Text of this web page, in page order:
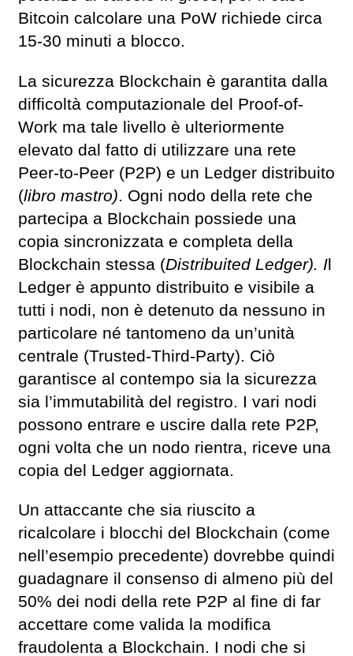
Bitcoin calcolare una PoW richiede circa
15-30 minuti a blocco.
La sicurezza Blockchain è garantita dalla
difficoltà computazionale del Proof-of-
Work ma tale livello è ulteriormente
elevato dal fatto di utilizzare una rete
Peer-to-Peer (P2P) e un Ledger distribuito
(libro mastro). Ogni nodo della rete che
partecipa a Blockchain possiede una
copia sincronizzata e completa della
Blockchain stessa (Distribuited Ledger). Il
Ledger è appunto distribuito e visibile a
tutti i nodi, non è detenuto da nessuno in
particolare né tantomeno da un’unità
centrale (Trusted-Third-Party). Ciò
garantisce al contempo sia la sicurezza
sia l’immutabilità del registro. I vari nodi
possono entrare e uscire dalla rete P2P,
ogni volta che un nodo rientra, riceve una
copia del Ledger aggiornata.
Un attaccante che sia riuscito a
ricalcolare i blocchi del Blockchain (come
nell’esempio precedente) dovrebbe quindi
guadagnare il consenso di almeno più del
50% dei nodi della rete P2P al fine di far
accettare come valida la modifica
fraudolenta a Blockchain. I nodi che si